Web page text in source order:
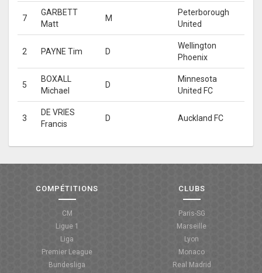
ANGLETERRE
ITALIE
ALLEMAGNE
RECHERCHE
7
GARBETT
Matt
M
Peterborough
United
2 PAYNE Tim D
Wellington
Phoenix
5
BOXALL
Michael
D
Minnesota
United FC
3
DE VRIES
Francis
D Auckland FC
COMPÉTITIONS
CM
Ligue 1
Liga
Premier League
Bundesliga
CLUBS
Paris-SG
Marseille
Lyon
Monaco
Real Madrid